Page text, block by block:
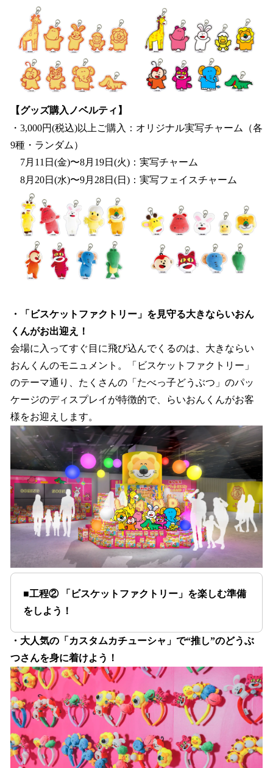
【グッズ購入ノベルティ】
・3,000円(税込)以上ご購入：オリジナル実写チャーム（各
9種・ランダム）
7月11日(金)〜8月19日(火)：実写チャーム
8月20日(水)〜9月28日(日)：実写フェイスチャーム
・「ビスケットファクトリー」を見守る大きならいおん
くんがお出迎え！
会場に入ってすぐ目に飛び込んでくるのは、大きならい
おんくんのモニュメント。「ビスケットファクトリー」
のテーマ通り、たくさんの「たべっ子どうぶつ」のパッ
ケージのディスプレイが特徴的で、らいおんくんがお客
様をお迎えします。
■工程② 「ビスケットファクトリー」を楽しむ準備
をしよう！
・大人気の「カスタムカチューシャ」で“推し”のどうぶ
つさんを身に着けよう！